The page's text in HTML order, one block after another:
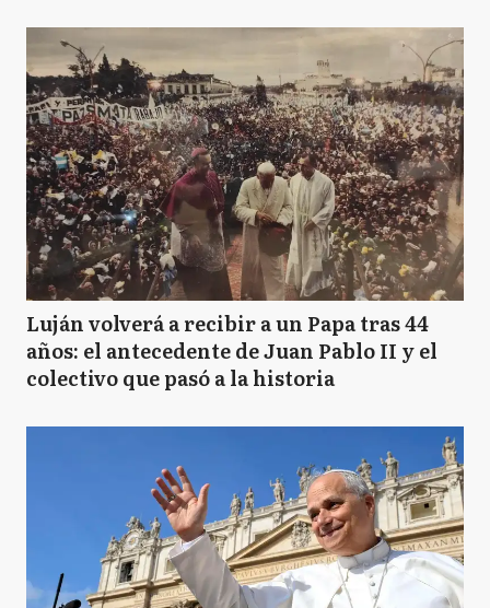
Luján volverá a recibir a un Papa tras 44
años: el antecedente de Juan Pablo II y el
colectivo que pasó a la historia